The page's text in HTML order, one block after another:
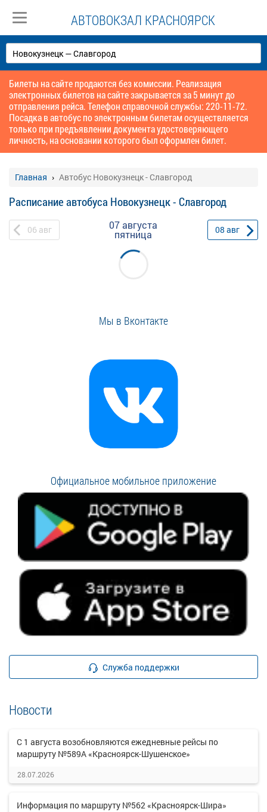
АВТОВОКЗАЛ КРАСНОЯРСК
Билеты на сайте продаются без комиссии. Реализация
электронных билетов на сайте закрывается за 5 минут до
отправления рейса. Телефон справочной службы: 220-11-72.
Посадка в автобус по электронным билетам осуществляется
только при предъявлении документа удостоверяющего
личность, на основании которого был оформлен билет.
Главная Автобус Новокузнецк - Славгород
Расписание автобуса Новокузнецк - Славгород
06 авг 07 августа
пятница 08 авг
Мы в Вконтакте
Официальное мобильное приложение
Служба поддержки
Новости
С 1 августа возобновляются ежедневные рейсы по
маршруту №589А «Красноярск-Шушенское»
28.07.2026
Информация по маршруту №562 «Красноярск-Шира»